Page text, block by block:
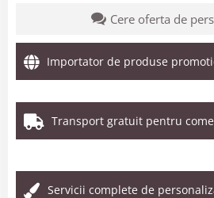
Cere oferta de
Importator de produse
Transport gratuit pentru
Servicii complete de